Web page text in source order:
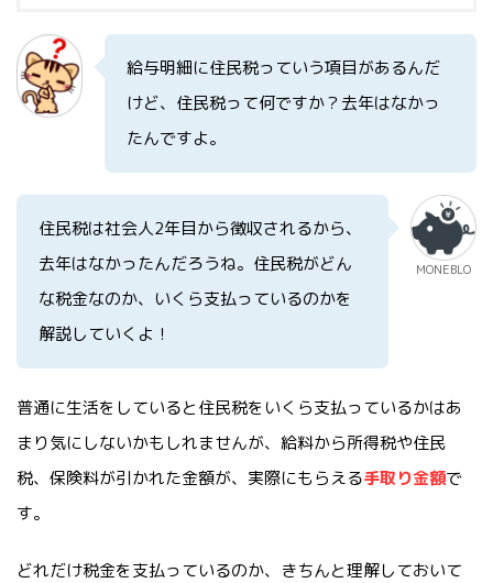
給与明細に住民税っていう項目があるんだ
けど、住民税って何ですか？去年はなかっ
たんですよ。
住民税は社会人2年目から徴収されるから、
去年はなかったんだろうね。住民税がどん
な税金なのか、いくら支払っているのかを
解説していくよ！
MONEBLO
普通に生活をしていると住民税をいくら支払っているかはあ
まり気にしないかもしれませんが、給料から所得税や住民
税、保険料が引かれた金額が、実際にもらえる手取り金額で
す。
どれだけ税金を支払っているのか、きちんと理解しておいて